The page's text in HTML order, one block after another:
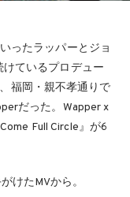
ったラッパーとジョ
ているプロデュー
福岡・親不孝通りで
だった。Wapper x
Full Circle』が6
けたMVから。